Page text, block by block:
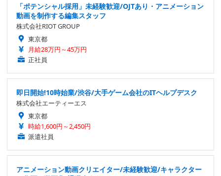
「ポテンシャル採用」未経験歓迎/OJTあり・アニメーション
動画を制作する編集スタッフ
株式会社RIOT GROUP
東京都
月給28万円～45万円
正社員
即日開始!10時始業/渋谷/大手ゲーム会社のITヘルプデスク
株式会社エーティーエス
東京都
時給1,600円～2,450円
派遣社員
アニメーション動画クリエイター/未経験歓迎/キャラクター